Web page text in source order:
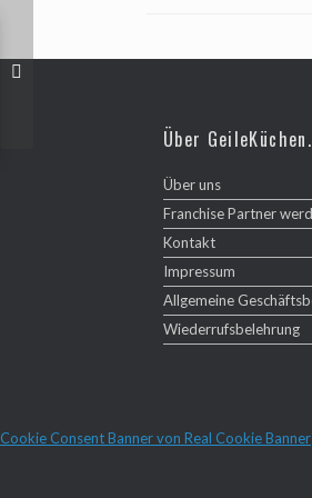
Über
Über uns
Franchise Partner
Kontakt
Impressum
Allgemeine
Wiederrufsbelehrung
Cookie Consent Banner von Real Cookie Banner